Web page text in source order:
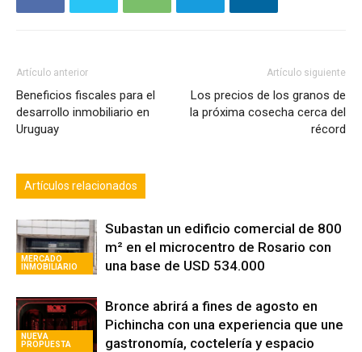
Artículo anterior
Beneficios fiscales para el
desarrollo inmobiliario en
Uruguay
Artículo siguiente
Los precios de los granos de
la próxima cosecha cerca del
récord
Artículos relacionados
MERCADO
INMOBILIARIO
Subastan un edificio comercial de 800
m² en el microcentro de Rosario con
una base de USD 534.000
NUEVA
PROPUESTA
Bronce abrirá a fines de agosto en
Pichincha con una experiencia que une
gastronomía, coctelería y espacio